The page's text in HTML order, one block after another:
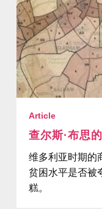
Article
查尔斯·布思
维多利亚时期的
贫困水平是否被
糕。